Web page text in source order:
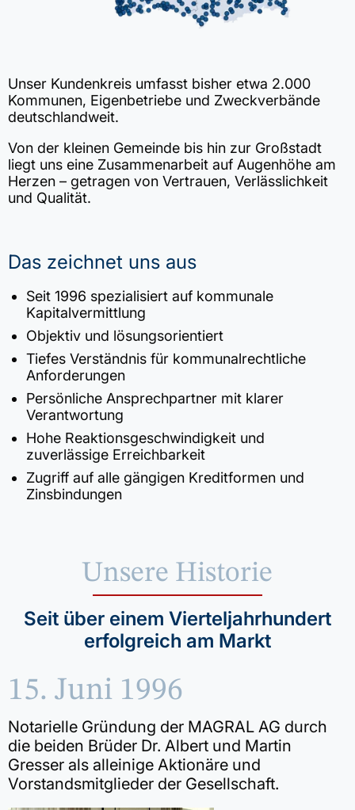
Unser Kundenkreis umfasst bisher etwa 2.000
Kommunen, Eigenbetriebe und Zweckverbände
deutschlandweit.
Von der kleinen Gemeinde bis hin zur Großstadt
liegt uns eine Zusammenarbeit auf Augenhöhe am
Herzen – getragen von Vertrauen, Verlässlichkeit
und Qualität.
Das zeichnet uns aus
Seit 1996 spezialisiert auf kommunale
Kapitalvermittlung
Objektiv und lösungsorientiert
Tiefes Verständnis für kommunalrechtliche
Anforderungen
Persönliche Ansprechpartner mit klarer
Verantwortung
Hohe Reaktionsgeschwindigkeit und
zuverlässige Erreichbarkeit
Zugriff auf alle gängigen Kreditformen und
Zinsbindungen
Unsere Historie
Seit über einem Vierteljahrhundert
erfolgreich am Markt
15. Juni 1996
Notarielle Gründung der MAGRAL AG durch
die beiden Brüder Dr. Albert und Martin
Gresser als alleinige Aktionäre und
Vorstandsmitglieder der Gesellschaft.